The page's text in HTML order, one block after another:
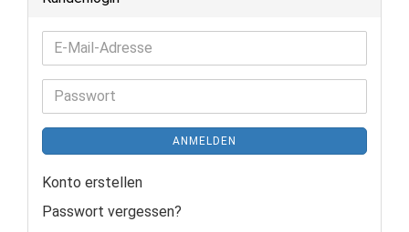
E-
Mail-
Adresse
Passwort
ANMELDEN
Konto erstellen
Passwort vergessen?